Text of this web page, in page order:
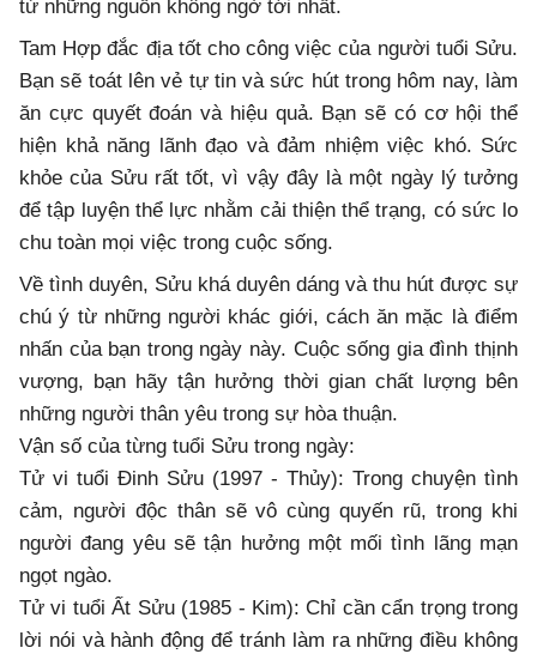
từ những nguồn không ngờ tới nhất.
Tam Hợp đắc địa tốt cho công việc của người tuổi Sửu.
Bạn sẽ toát lên vẻ tự tin và sức hút trong hôm nay, làm
ăn cực quyết đoán và hiệu quả. Bạn sẽ có cơ hội thể
hiện khả năng lãnh đạo và đảm nhiệm việc khó. Sức
khỏe của Sửu rất tốt, vì vậy đây là một ngày lý tưởng
để tập luyện thể lực nhằm cải thiện thể trạng, có sức lo
chu toàn mọi việc trong cuộc sống.
Về tình duyên, Sửu khá duyên dáng và thu hút được sự
chú ý từ những người khác giới, cách ăn mặc là điểm
nhấn của bạn trong ngày này. Cuộc sống gia đình thịnh
vượng, bạn hãy tận hưởng thời gian chất lượng bên
những người thân yêu trong sự hòa thuận.
Vận số của từng tuổi Sửu trong ngày:
Tử vi tuổi Đinh Sửu (1997 - Thủy): Trong chuyện tình
cảm, người độc thân sẽ vô cùng quyến rũ, trong khi
người đang yêu sẽ tận hưởng một mối tình lãng mạn
ngọt ngào.
Tử vi tuổi Ất Sửu (1985 - Kim): Chỉ cần cẩn trọng trong
lời nói và hành động để tránh làm ra những điều không